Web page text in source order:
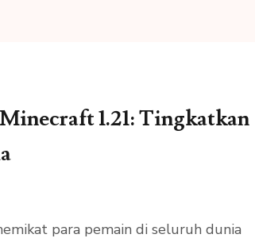
1.21: Tingkatkan
para pemain di seluruh dunia